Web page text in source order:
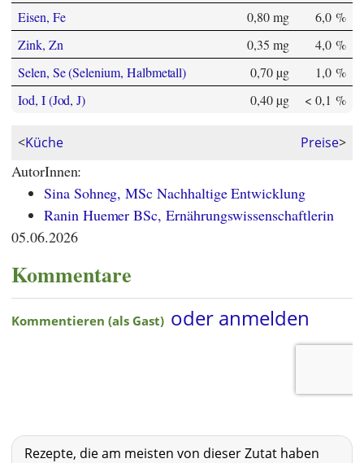
Eisen, Fe 0,80 mg
6,0 %
Zink, Zn
0,35 mg
4,0 %
Selen, Se (Selenium, Halbmetall)
0,70 µg
1,0 %
Iod, I (Jod, J)
0,40 µg < 0,1 %
<Küche Preise>
AutorInnen:
Sina Sohneg, MSc Nachhaltige Entwicklung
Ranin Huemer BSc, Ernährungswissenschaftlerin
05.06.2026
Kommentare
Rezepte, die am meisten von dieser Zutat haben